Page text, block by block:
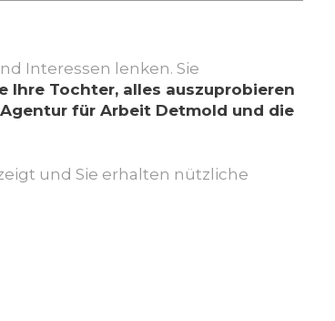
Interessen lenken. Sie
Ihre Tochter, alles auszuprobieren
für Arbeit Detmold und die
und Sie erhalten nützliche